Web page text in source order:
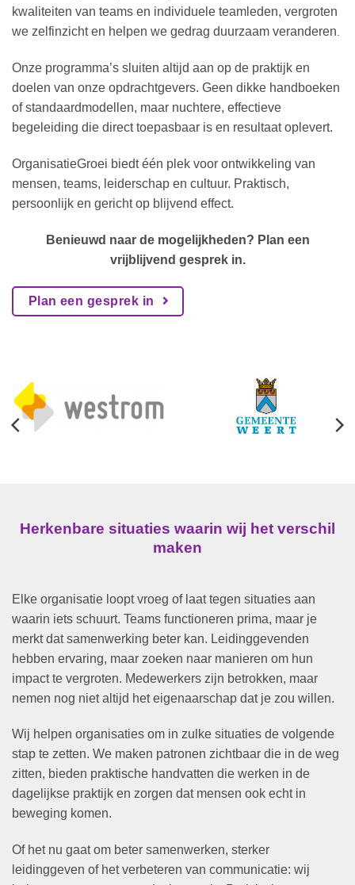
kwaliteiten van teams en individuele teamleden, vergroten
we zelfinzicht en helpen we gedrag duurzaam veranderen.
Onze programma’s sluiten altijd aan op de praktijk en
doelen van onze opdrachtgevers. Geen dikke handboeken
of standaardmodellen, maar nuchtere, effectieve
begeleiding die direct toepasbaar is en resultaat oplevert.
OrganisatieGroei biedt één plek voor ontwikkeling van
mensen, teams, leiderschap en cultuur. Praktisch,
persoonlijk en gericht op blijvend effect.
Benieuwd naar de mogelijkheden? Plan een
vrijblijvend gesprek in.
Plan een gesprek in
Herkenbare situaties waarin wij het verschil
maken
Elke organisatie loopt vroeg of laat tegen situaties aan
waarin iets schuurt. Teams functioneren prima, maar je
merkt dat samenwerking beter kan. Leidinggevenden
hebben ervaring, maar zoeken naar manieren om hun
impact te vergroten. Medewerkers zijn betrokken, maar
nemen nog niet altijd het eigenaarschap dat je zou willen.
Wij helpen organisaties om in zulke situaties de volgende
stap te zetten. We maken patronen zichtbaar die in de weg
zitten, bieden praktische handvatten die werken in de
dagelijkse praktijk en zorgen dat mensen ook echt in
beweging komen.
Of het nu gaat om beter samenwerken, sterker
leidinggeven of het verbeteren van communicatie: wij